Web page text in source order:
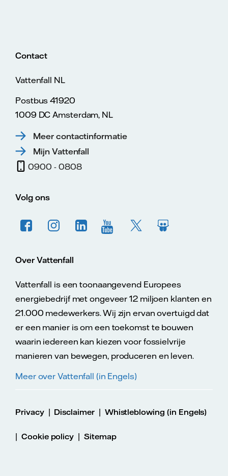
Contact
Vattenfall NL
Postbus 41920
1009 DC Amsterdam, NL
Meer contactinformatie
Mijn Vattenfall
0900 - 0808
Volg ons
Over Vattenfall
Vattenfall is een toonaangevend Europees
energiebedrijf met ongeveer 12 miljoen klanten en
21.000 medewerkers. Wij zijn ervan overtuigd dat
er een manier is om een toekomst te bouwen
waarin iedereen kan kiezen voor fossielvrije
manieren van bewegen, produceren en leven.
Meer over Vattenfall (in Engels)
Privacy| Disclaimer| Whistleblowing (in Engels)
| Cookie policy | Sitemap